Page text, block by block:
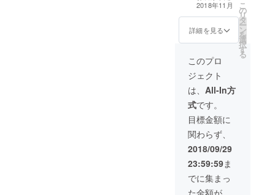
00頃に
開始し
（予
定） ※
間中に
熱気球
係留飛
行（搭
乗体
験）1名
無料券
が利用
できな
かった
場合ま
たは台
風等で
大会が
内容：
平成30
23日～
25日大
中の3日
間のい
ずれか1
日に、
気球に1
回搭乗
できま
す。 場
所：鈴
鹿川河
川緑地
日時：
当日の
競技飛
が中止になった
場合、鈴鹿サー
キットにてモー
トピア入園1名無
できます。（使
用可能期間平成
30年11月26日～
平成30年12月31
日） ※気象状況
により中止・時
間変更・人数打
ち切りとなる場
合がありますの
でご了承くださ
搭乗いただきま
すので、列に並
んでいただく必
川河川緑地 日
時：当日の競技
飛行終了後から
10：00頃の予定
受付：7：00～
9：00頃に開始
します（予定）
※大会期間中に熱
気球係留飛行
（搭乗体験）1名
無料券が利用で
きなかった場合
または台風等で
大会が中止に
なった場合、鈴
鹿サーキットに
てモートピア入
園1名無料券とし
て使用できま
す。（使用可能
体験）1名無料券
2枚※下記の注意
事項を参照 ■熱
（搭乗体験）1名
無料券の注意事
項について 内
容：平成30年11
月23日～25日大
会期間中の3日間
のいずれか1日
に、気球に1回搭
乗できます。 場
所：鈴鹿川河川
緑地 日時：当日
後から10：00頃
の予定 受付：
7：00～9：00頃
2018年11月
詳細を見る
こ
の
リ
タ
ー
ン
を
選
択
す
る
このプロ
ジェクト
は、 All-In方
式です。
目標金額に
関わらず、
2018/09/29
23:59:59ま
でに集まっ